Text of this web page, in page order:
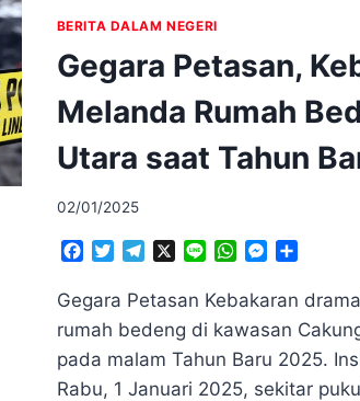
BERITA DALAM NEGERI
Gegara Petasan,
Melanda Rumah
Utara saat Tahun
02/01/2025
Facebook
TwitterTelegramLine WhatsAppMessenger
Gegara Petasan Kebakaran
rumah bedeng di kawasan
pada malam Tahun Baru 2025.
Rabu, 1 Januari 2025, sekitar